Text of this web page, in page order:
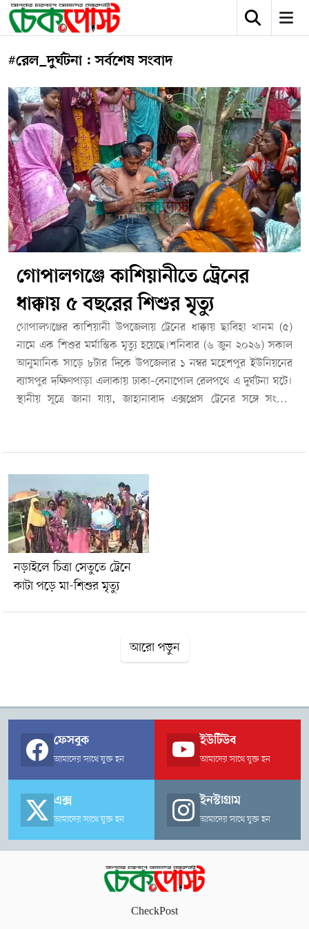
#রেল_দুর্ঘটনা : সর্বশেষ সংবাদ
গোপালগঞ্জে কাশিয়ানীতে ট্রেনের
ধাক্কায় ৫ বছরের শিশুর মৃত্যু
গোপালগঞ্জের কাশিয়ানী উপজেলায় ট্রেনের ধাক্কায় ছাবিহা খানম (৫)
নামে এক শিশুর মর্মান্তিক মৃত্যু হয়েছে।শনিবার (৬ জুন ২০২৬) সকাল
আনুমানিক সাড়ে ৮টার দিকে উপজেলার ১ নম্বর মহেশপুর ইউনিয়নের
ব্যাসপুর দক্ষিণপাড়া এলাকায় ঢাকা–বেনাপোল রেলপথে এ দুর্ঘটনা ঘটে।
স্থানীয় সূত্রে জানা যায়, জাহানাবাদ এক্সপ্রেস ট্রেনের সঙ্গে সংঘর্ষে
ছায়া নেমে আসে। স্থানীয়রা বিষয়টি সংশ্লিষ্ট কর্তৃপক্ষকে অবহিত করেছেন
এবং আইনানুগ প্রক্রিয়া চলমান রয়েছে বলে জানা গেছে। স্থানীয়
জনপ্রতিনিধি ও এলাকাবাসী রেলপথের আশপাশে শিশুদের চলাচলের
ক্ষেত্রে আরও সতর্কতা অবলম্বনের আহ্বান জানিয়েছেন।
নড়াইলে চিত্রা সেতুতে ট্রেনে
কাটা পড়ে মা-শিশুর মৃত্যু
আরো পড়ুন
ফেসবুক
আমাদের সাথে যুক্ত হন
ইউটিউব
আমাদের সাথে যুক্ত হন
এক্স
আমাদের সাথে যুক্ত হন
ইনস্টাগ্রাম
আমাদের সাথে যুক্ত হন
CheckPost